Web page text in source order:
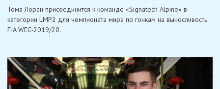
Лоран
присоединяется
к
«Signatech
WEC-
2019/20
Тома Лоран присоединится к команде «Signatech Alpine» в
категории LMP2 для чемпионата мира по гонкам на выносливость
FIA WEC-2019/20.